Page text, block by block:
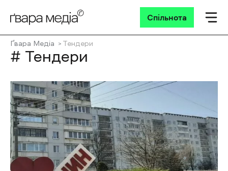
Спільнота
Ґвара Медіа Тендери
# Тендери